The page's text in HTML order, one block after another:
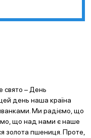
свято – День
день наша країна
Ми радіємо, що
що над нами є наше
золота пшениця. Проте,